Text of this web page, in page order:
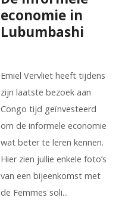
economie in
Lubumbashi
Emiel Vervliet heeft tijdens
zijn laatste bezoek aan
Congo tijd geïnvesteerd
om de informele economie
wat beter te leren kennen.
Hier zien jullie enkele foto’s
van een bijeenkomst met
de Femmes soli...